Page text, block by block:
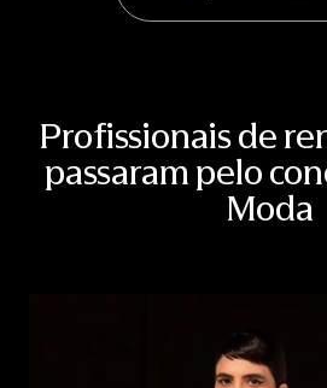
Profissionais de
passaram pelo
Moda